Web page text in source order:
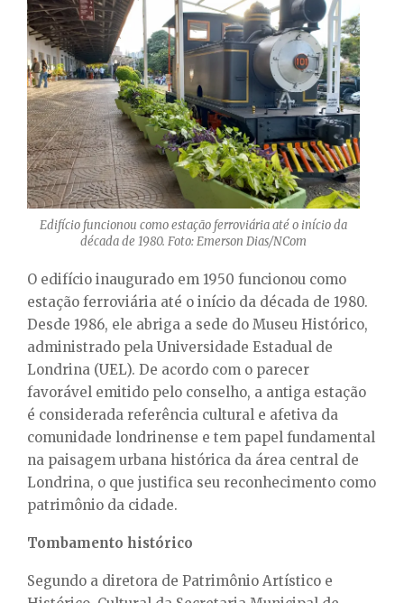
Edifício funcionou como estação ferroviária até o início da
década de 1980. Foto: Emerson Dias/NCom
O edifício inaugurado em 1950 funcionou como
estação ferroviária até o início da década de 1980.
Desde 1986, ele abriga a sede do Museu Histórico,
administrado pela Universidade Estadual de
Londrina (UEL). De acordo com o parecer
favorável emitido pelo conselho, a antiga estação
é considerada referência cultural e afetiva da
comunidade londrinense e tem papel fundamental
na paisagem urbana histórica da área central de
Londrina, o que justifica seu reconhecimento como
patrimônio da cidade.
Tombamento histórico
Segundo a diretora de Patrimônio Artístico e